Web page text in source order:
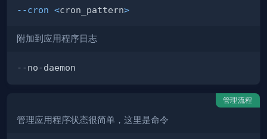
--cron <cron_pattern>
附加到应用程序日志
管理流程
管理应用程序状态很简单，这里是命令